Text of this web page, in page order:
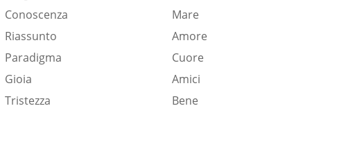
Conoscenza
Riassunto
Paradigma
Gioia
Tristezza
Mare
Amore
Cuore
Amici
Bene